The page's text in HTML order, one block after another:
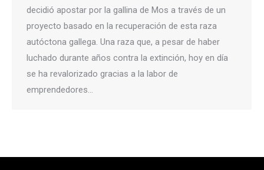
decidió apostar por la gallina de Mos a través de un
proyecto basado en la recuperación de esta raza
autóctona gallega. Una raza que, a pesar de haber
luchado durante años contra la extinción, hoy en día
se ha revalorizado gracias a la labor de
emprendedores…